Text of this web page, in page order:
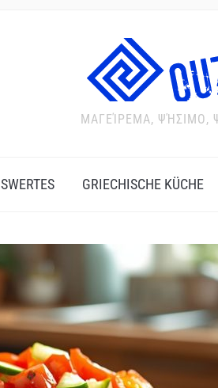
ΜΑΓΕΊΡΕΜΑ, ΨΉΣΙΜΟ,
GRIECHISCHE KÜCHE